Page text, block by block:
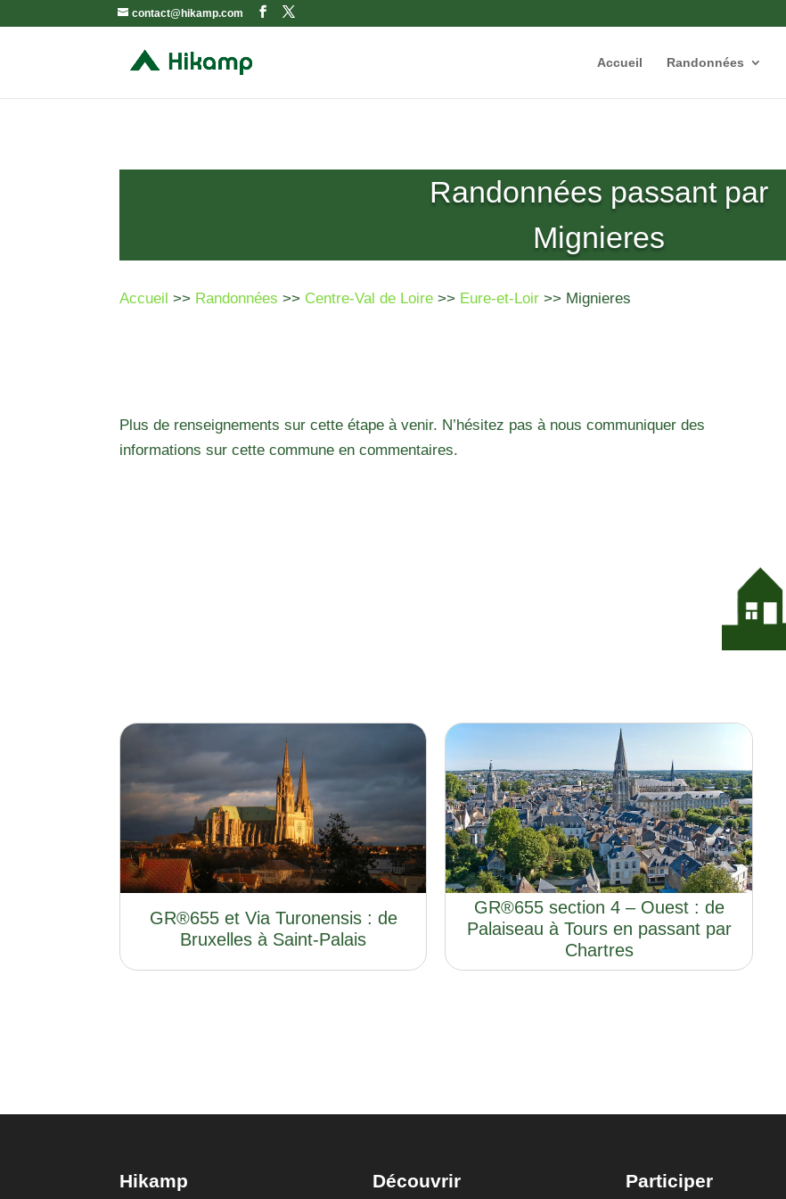
contact@hikamp.com
Accueil Randonnées
Randonnées passant par
Mignieres
Accueil >> Randonnées >> Centre-Val de Loire >> Eure-et-Loir >> Mignieres
Plus de renseignements sur cette étape à venir. N’hésitez pas à nous communiquer des
informations sur cette commune en commentaires.
GR®655 et Via Turonensis : de
Bruxelles à Saint-Palais
GR®655 section 4 – Ouest : de
Palaiseau à Tours en passant par
Chartres
Hikamp Découvrir Participer